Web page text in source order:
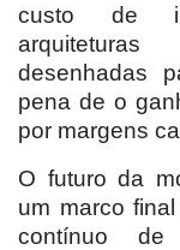
custo de
desenhadas
pena de o
por margens
O futuro da
um marco
contínuo de